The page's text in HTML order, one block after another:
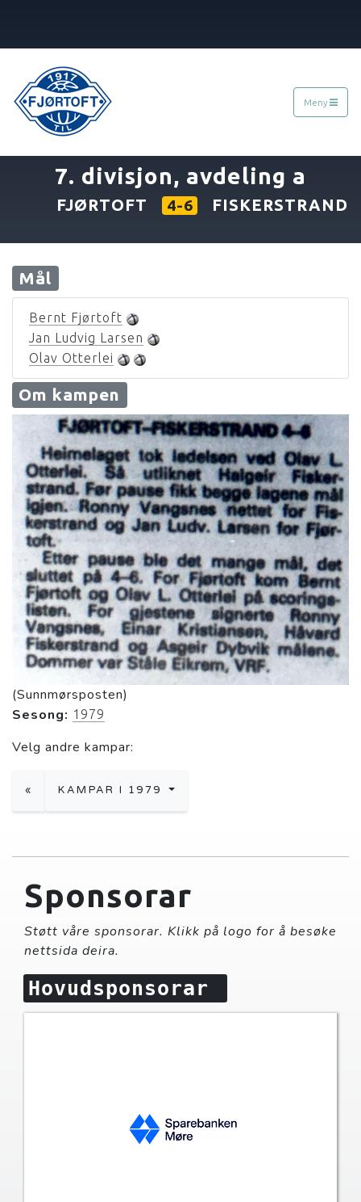
Meny
7. divisjon, avdeling a
FJØRTOFT 4-6 FISKERSTRAND
Mål
Bernt Fjørtoft
Jan Ludvig Larsen
Olav Otterlei
Om kampen
(Sunnmørsposten)
Sesong: 1979
Velg andre kampar:
« KAMPAR I 1979
Sponsorar
Støtt våre sponsorar. Klikk på logo for å besøke
nettsida deira.
Hovudsponsorar